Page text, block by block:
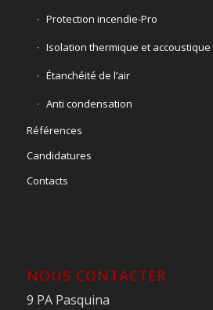
Protection incendie-Pro
Isolation thermique et accoustique
Étanchéité de l’air
Anti condensation
Références
Candidatures
Contacts
NOUS CONTACTER
9 PA Pasquina